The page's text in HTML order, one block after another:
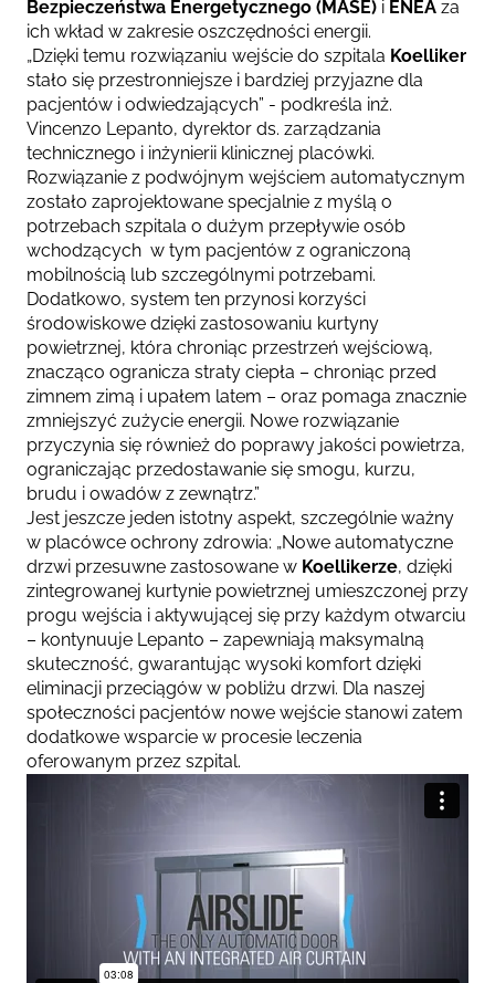
Bezpieczeństwa Energetycznego (MASE) i ENEA za
ich wkład w zakresie oszczędności energii.
„Dzięki temu rozwiązaniu wejście do szpitala Koelliker
stało się przestronniejsze i bardziej przyjazne dla
pacjentów i odwiedzających” - podkreśla inż.
Vincenzo Lepanto, dyrektor ds. zarządzania
technicznego i inżynierii klinicznej placówki.
Rozwiązanie z podwójnym wejściem automatycznym
zostało zaprojektowane specjalnie z myślą o
potrzebach szpitala o dużym przepływie osób
wchodzących w tym pacjentów z ograniczoną
mobilnością lub szczególnymi potrzebami.
Dodatkowo, system ten przynosi korzyści
środowiskowe dzięki zastosowaniu kurtyny
powietrznej, która chroniąc przestrzeń wejściową,
znacząco ogranicza straty ciepła – chroniąc przed
zimnem zimą i upałem latem – oraz pomaga znacznie
zmniejszyć zużycie energii. Nowe rozwiązanie
przyczynia się również do poprawy jakości powietrza,
ograniczając przedostawanie się smogu, kurzu,
brudu i owadów z zewnątrz.”
Jest jeszcze jeden istotny aspekt, szczególnie ważny
w placówce ochrony zdrowia: „Nowe automatyczne
drzwi przesuwne zastosowane w Koellikerze, dzięki
zintegrowanej kurtynie powietrznej umieszczonej przy
progu wejścia i aktywującej się przy każdym otwarciu
– kontynuuje Lepanto – zapewniają maksymalną
skuteczność, gwarantując wysoki komfort dzięki
eliminacji przeciągów w pobliżu drzwi. Dla naszej
społeczności pacjentów nowe wejście stanowi zatem
dodatkowe wsparcie w procesie leczenia
oferowanym przez szpital.